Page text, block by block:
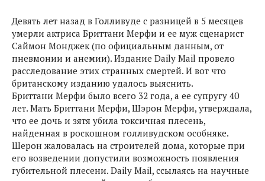
Девять лет назад в Голливуде с разницей в 5 месяцев
умерли актриса Бриттани Мерфи и ее муж сценарист
Саймон Монджек (по официальным данным, от
пневмонии и анемии). Издание Daily Mail провело
расследование этих странных смертей. И вот что
британскому изданию удалось выяснить.
Бриттани Мерфи было всего 32 года, а ее супругу 40
лет. Мать Бриттани Мерфи, Шэрон Мерфи, утверждала,
что ее дочь и зятя убила токсичная плесень,
найденная в роскошном голливудском особняке.
Шерон жаловалась на строителей дома, которые при
его возведении допустили возможность появления
губительной плесени. Daily Mail, ссылаясь на научные